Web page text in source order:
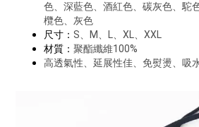
色、深藍色、酒紅色、碳灰色、駝
欖色、灰色
尺寸： S、M、L、XL、XXL
材質： 聚酯纖維100%
高透氣性、延展性佳、免熨燙、吸